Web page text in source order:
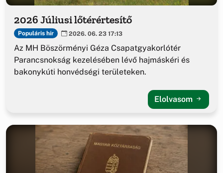
2026 Júliusi lőtérértesítő
Populáris hír 2026. 06. 23 17:13
Az MH Böszörményi Géza Csapatgyakorlótér
Parancsnokság kezelésében lévő hajmáskéri és
bakonykúti honvédségi területeken.
Elolvasom